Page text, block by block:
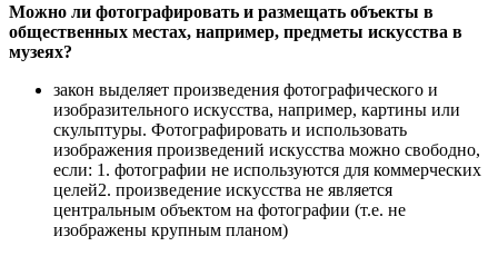
Можно ли фотографировать и размещать объекты в
общественных местах, например, предметы искусства в
музеях?
закон выделяет произведения фотографического и
изобразительного искусства, например, картины или
скульптуры. Фотографировать и использовать
изображения произведений искусства можно свободно,
если: 1. фотографии не используются для коммерческих
целей2. произведение искусства не является
центральным объектом на фотографии (т.е. не
изображены крупным планом)